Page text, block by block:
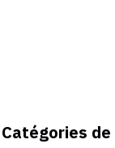
Catégories de